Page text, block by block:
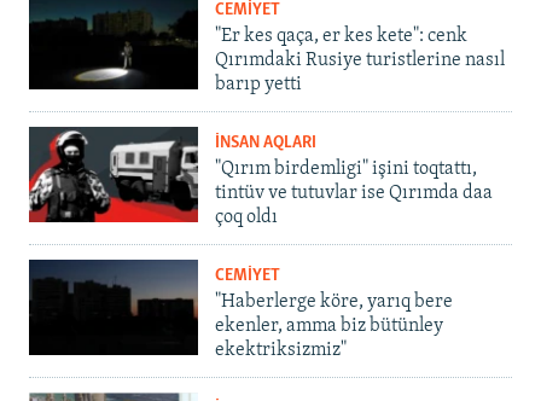
CEMİYET
"Er kes qaça, er kes kete": cenk
Qırımdaki Rusiye turistlerine nasıl
barıp yetti
İNSAN AQLARI
"Qırım birdemligi" işini toqtattı,
tintüv ve tutuvlar ise Qırımda daa
çoq oldı
CEMİYET
"Haberlerge köre, yarıq bere
ekenler, amma biz bütünley
ekektriksizmiz"